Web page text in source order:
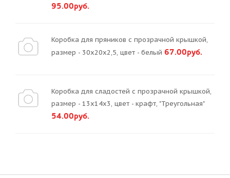
95.00руб.
Коробка для пряников с прозрачной крышкой,
размер - 30х20х2,5, цвет - белый 67.00руб.
Коробка для сладостей с прозрачной крышкой,
размер - 13х14х3, цвет - крафт, "Треугольная"
54.00руб.